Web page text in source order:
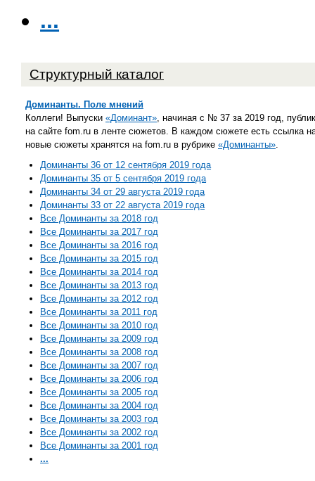
...
Структурный каталог
Доминанты. Поле мнений
Коллеги! Выпуски «Доминант», начиная с № 37 за 2019 год,
на сайте fom.ru в ленте сюжетов. В каждом сюжете есть ссылка
новые сюжеты хранятся на fom.ru в рубрике «Доминанты».
Доминанты 36 от 12 сентября 2019 года
Доминанты 35 от 5 сентября 2019 года
Доминанты 34 от 29 августа 2019 года
Доминанты 33 от 22 августа 2019 года
Все Доминанты за 2018 год
Все Доминанты за 2017 год
Все Доминанты за 2016 год
Все Доминанты за 2015 год
Все Доминанты за 2014 год
Все Доминанты за 2013 год
Все Доминанты за 2012 год
Все Доминанты за 2011 год
Все Доминанты за 2010 год
Все Доминанты за 2009 год
Все Доминанты за 2008 год
Все Доминанты за 2007 год
Все Доминанты за 2006 год
Все Доминанты за 2005 год
Все Доминанты за 2004 год
Все Доминанты за 2003 год
Все Доминанты за 2002 год
Все Доминанты за 2001 год
...